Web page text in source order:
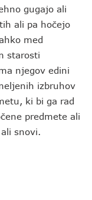
gugajo ali
ali pa hočejo
med
starosti
njegov edini
izbruhov
ki bi ga rad
predmete ali
snovi.